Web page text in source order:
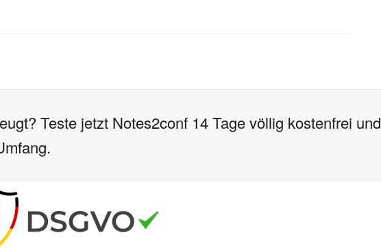
Teste jetzt Notes2conf 14 Tage völlig kostenfrei und